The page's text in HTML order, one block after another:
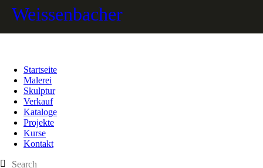
Startseite
Malerei
Skulptur
Verkauf
Kataloge
Projekte
Kurse
Kontakt